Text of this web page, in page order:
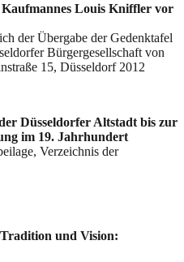
Louis Kniffler vor
der Übergabe der Gedenktafel
Bürgergesellschaft von
15, Düsseldorf 2012
Düsseldorfer Altstadt bis zur
im 19. Jahrhundert
Verzeichnis der
und Vision: